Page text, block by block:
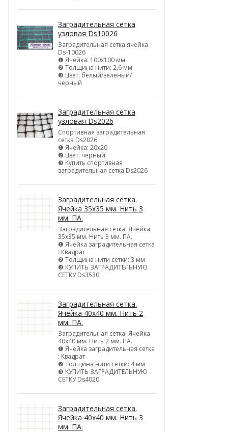
Заградительная сетка
узловая Ds10026
Заградительная сетка ячейка
Ds-10026
❶ Ячейка: 100х100 мм
❷ Толщина нити: 2,6 мм
❸ Цвет: белый/зеленый/
черный
Заградительная сетка
узловая Ds2026
Спортивная заградительная
сетка Ds2026
❶ Ячейка: 20х20
❷ Цвет: черный
❸ Купить спортивная
заградительная сетка Ds2026
Заградительная сетка.
Ячейка 35х35 мм. Нить 3
мм. ПА.
Заградительная сетка. Ячейка
35х35 мм. Нить 3 мм. ПА.
❶ Ячейка заградительная сетка
: Квадрат
❷ Толщина нити сетки: 3 мм
❸ КУПИТЬ ЗАГРАДИТЕЛЬНУЮ
СЕТКУ Ds3530
Заградительная сетка.
Ячейка 40х40 мм. Нить 2
мм. ПА.
Заградительная сетка. Ячейка
40х40 мм. Нить 2 мм. ПА.
❶ Ячейка заградительная сетка
: Квадрат
❷ Толщина нити сетки: 4 мм
❸ КУПИТЬ ЗАГРАДИТЕЛЬНУЮ
СЕТКУ Ds4020
Заградительная сетка.
Ячейка 40х40 мм. Нить 3
мм. ПА.